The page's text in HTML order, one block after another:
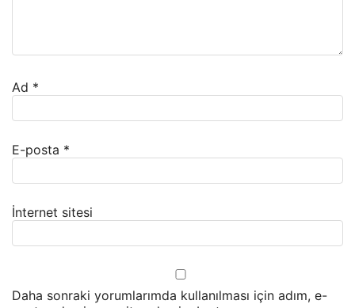
Ad *
E-posta *
İnternet sitesi
Daha sonraki yorumlarımda kullanılması için adım, e-